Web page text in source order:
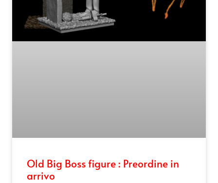
Old Big Boss figure : Preordine in
arrivo